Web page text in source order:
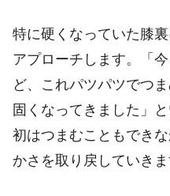
特に硬くなっていた膝
アプローチします。「
ど、これパツパツでつ
固くなってきました」
初はつまむこともでき
かさを取り戻していきま